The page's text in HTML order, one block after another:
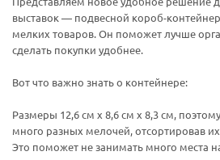
выставок — подвесной короб-
мелких товаров. Он поможет лучше
сделать покупки удобнее.
Вот что важно знать о контейнере:
Размеры 12,6 см x 8,6 см х 8,3 см,
много разных мелочей, отсортировав
Это поможет не занимать много места